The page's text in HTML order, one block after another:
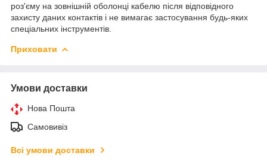
роз'єму на зовнішній оболонці кабелю після відповідного
захисту даних контактів і не вимагає застосування будь-яких
спеціальних інструментів.
Приховати
Умови доставки
Нова Пошта
Самовивіз
Всі умови доставки